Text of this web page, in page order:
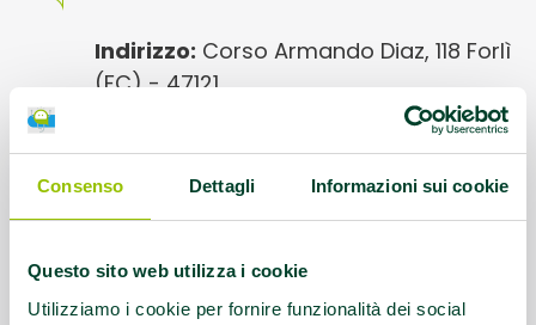
Consenso Dettagli Informazioni sui cookie
Questo sito web utilizza i cookie
Utilizziamo i cookie per fornire funzionalità dei social
Indirizzo: Corso Armando Diaz, 118 Forlì
(FC) - 47121
Cellulare:324 5529579
Email:deidiaz187@gmail.com
Questo contenuto si trova in